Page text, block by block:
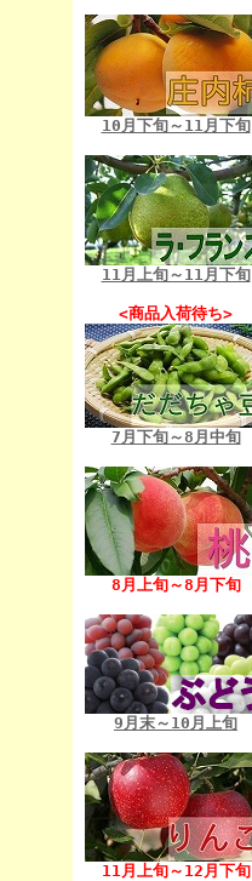
10月下旬～11月下旬
11月上旬～11月下旬
<商品入荷待ち>
7月下旬～8月中旬
8月上旬～8月下旬
9月末～10月上旬
11月上旬～12月下旬